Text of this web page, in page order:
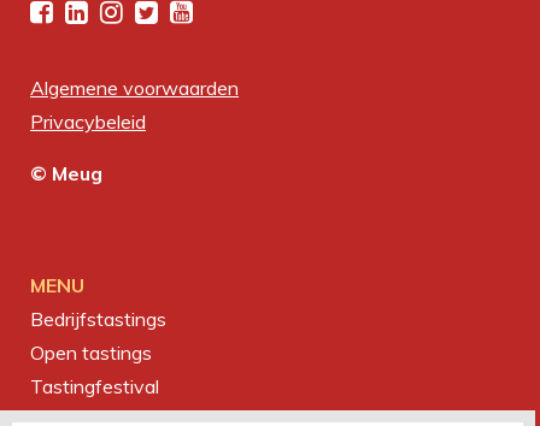
Algemene voorwaarden
Privacybeleid
© Meug
MENU
Bedrijfstastings
Open tastings
Tastingfestival
Magazine